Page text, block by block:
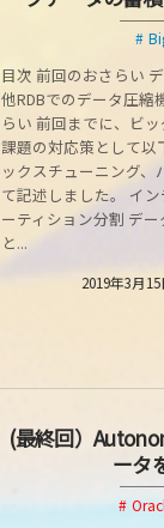
目次 前回のおさらい
他RDBでのデータ圧縮
らい 前回までに、ビ
課題の対応策として以
ックスチューニング、
て記述しました。 イ
ーティション分割 デ
と...
2019年3月15
(最終回）
ータ